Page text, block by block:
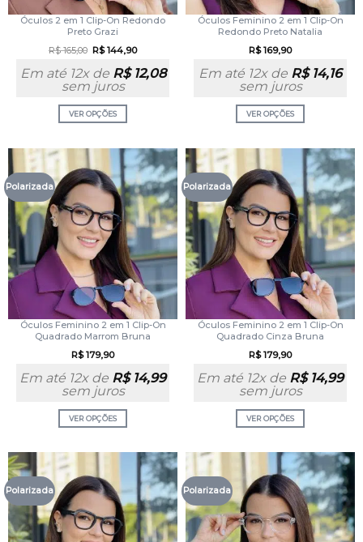
Óculos 2 em 1 Clip-On Redondo
Preto Grazi
R$165,00 R$144,90
Em até 12x de R$12,08
sem juros
VER OPÇÕES
Óculos Feminino 2 em 1 Clip-On
Redondo Preto Natalia
R$169,90
Em até 12x de R$14,16
sem juros
VER OPÇÕES
Polarizada
Óculos Feminino 2 em 1 Clip-On
Quadrado Marrom Bruna
R$179,90
Em até 12x de R$14,99
sem juros
VER OPÇÕES
Polarizada
Óculos Feminino 2 em 1 Clip-On
Quadrado Cinza Bruna
R$179,90
Em até 12x de R$14,99
sem juros
VER OPÇÕES
Polarizada Polarizada